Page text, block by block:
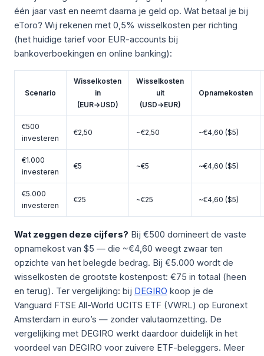
één jaar vast en neemt daarna je geld op. Wat betaal je bij
eToro? Wij rekenen met 0,5% wisselkosten per richting
(het huidige tarief voor EUR-accounts bij
bankoverboekingen en online banking):
Scenario
Wisselkosten
in
(EUR→USD)
Wisselkosten
uit
(USD→EUR)
Opnamekosten
€500
investeren
€2,50 ~€2,50 ~€4,60 ($5)
€1.000
investeren
€5 ~€5 ~€4,60 ($5)
€5.000
investeren
€25 ~€25 ~€4,60 ($5)
Wat zeggen deze cijfers? Bij €500 domineert de vaste
opnamekost van $5 — die ~€4,60 weegt zwaar ten
opzichte van het belegde bedrag. Bij €5.000 wordt de
wisselkosten de grootste kostenpost: €75 in totaal (heen
en terug). Ter vergelijking: bij DEGIRO koop je de
Vanguard FTSE All-World UCITS ETF (VWRL) op Euronext
Amsterdam in euro’s — zonder valutaomzetting. De
vergelijking met DEGIRO werkt daardoor duidelijk in het
voordeel van DEGIRO voor zuivere ETF-beleggers. Meer